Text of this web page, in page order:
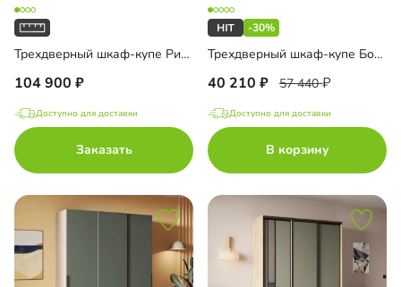
Трехдверный шкаф-купе Риден-3-1
104 900
Доступно для доставки
Заказать
-30%
Трехдверный шкаф-купе Борден-3-2
40 210 57 440
Доступно для доставки
В корзину